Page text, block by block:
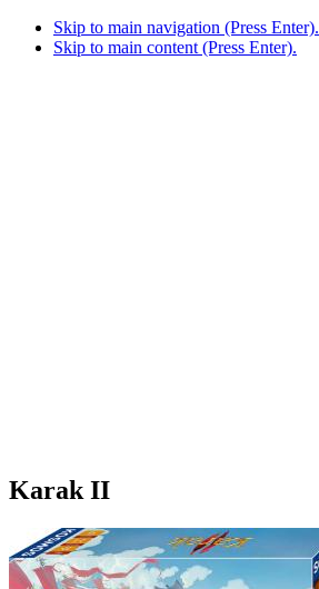
Skip to main navigation (Press Enter).
Skip to main content (Press Enter).
Karak II